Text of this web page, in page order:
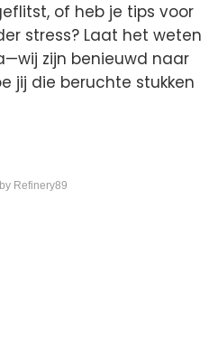
of heb je tips voor
stress? Laat het weten
zijn benieuwd naar
jij die beruchte stukken
Refinery89